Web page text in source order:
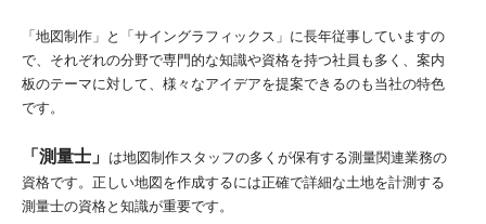
「地図制作」と「サイングラフィックス」に長年従事していますの
で、それぞれの分野で専門的な知識や資格を持つ社員も多く、案内
板のテーマに対して、様々なアイデアを提案できるのも当社の特色
です。
「測量士」 は地図制作スタッフの多くが保有する測量関連業務の
資格です。正しい地図を作成するには正確で詳細な土地を計測する
測量士の資格と知識が重要です。